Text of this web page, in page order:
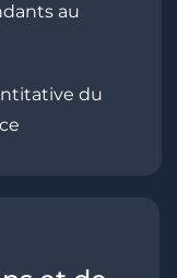
au
du